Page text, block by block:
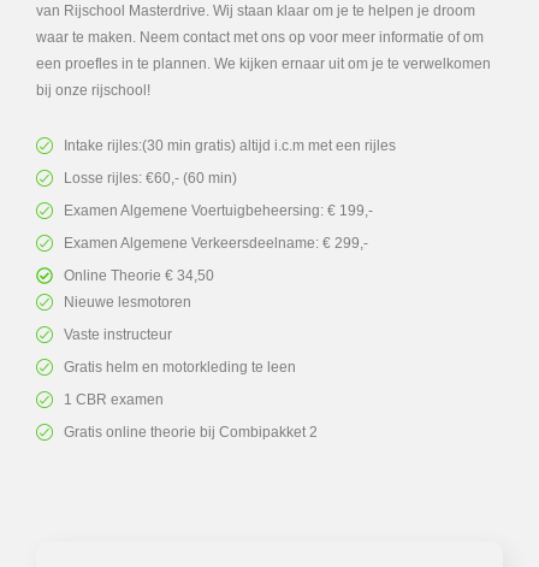
van Rijschool Masterdrive. Wij staan klaar om je te helpen je droom
waar te maken. Neem contact met ons op voor meer informatie of om
een proefles in te plannen. We kijken ernaar uit om je te verwelkomen
bij onze rijschool!
Intake rijles:(30 min gratis) altijd i.c.m met een rijles
Losse rijles: €60,- (60 min)
Examen Algemene Voertuigbeheersing: € 199,-
Examen Algemene Verkeersdeelname: € 299,-
Online Theorie € 34,50
Nieuwe lesmotoren
Vaste instructeur
Gratis helm en motorkleding te leen
1 CBR examen
Gratis online theorie bij Combipakket 2